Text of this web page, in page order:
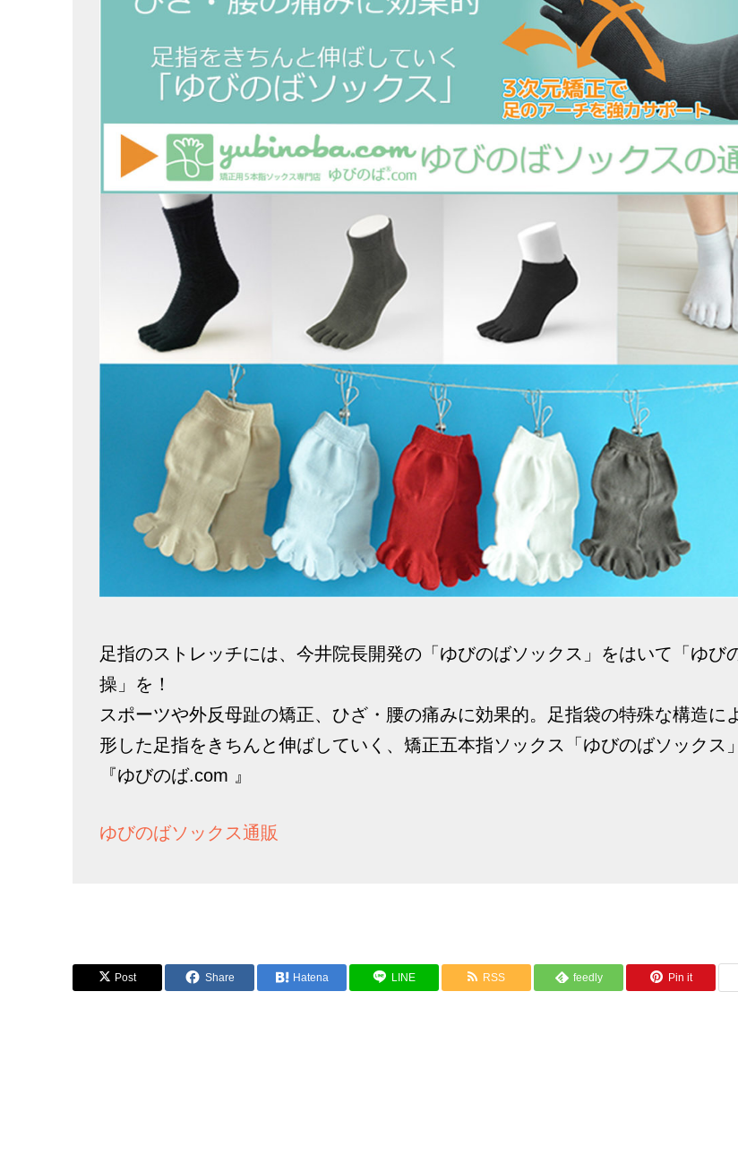
足指のストレッチには、今井院長開発の「ゆびのばソックス」をはいて「ゆび
操」を！
スポーツや外反母趾の矯正、ひざ・腰の痛みに効果的。足指袋の特殊な構造に
形した足指をきちんと伸ばしていく、矯正五本指ソックス「ゆびのばソックス
『ゆびのば.com 』
ゆびのばソックス通販
Post Share Hatena LINE RSS feedly Pin it